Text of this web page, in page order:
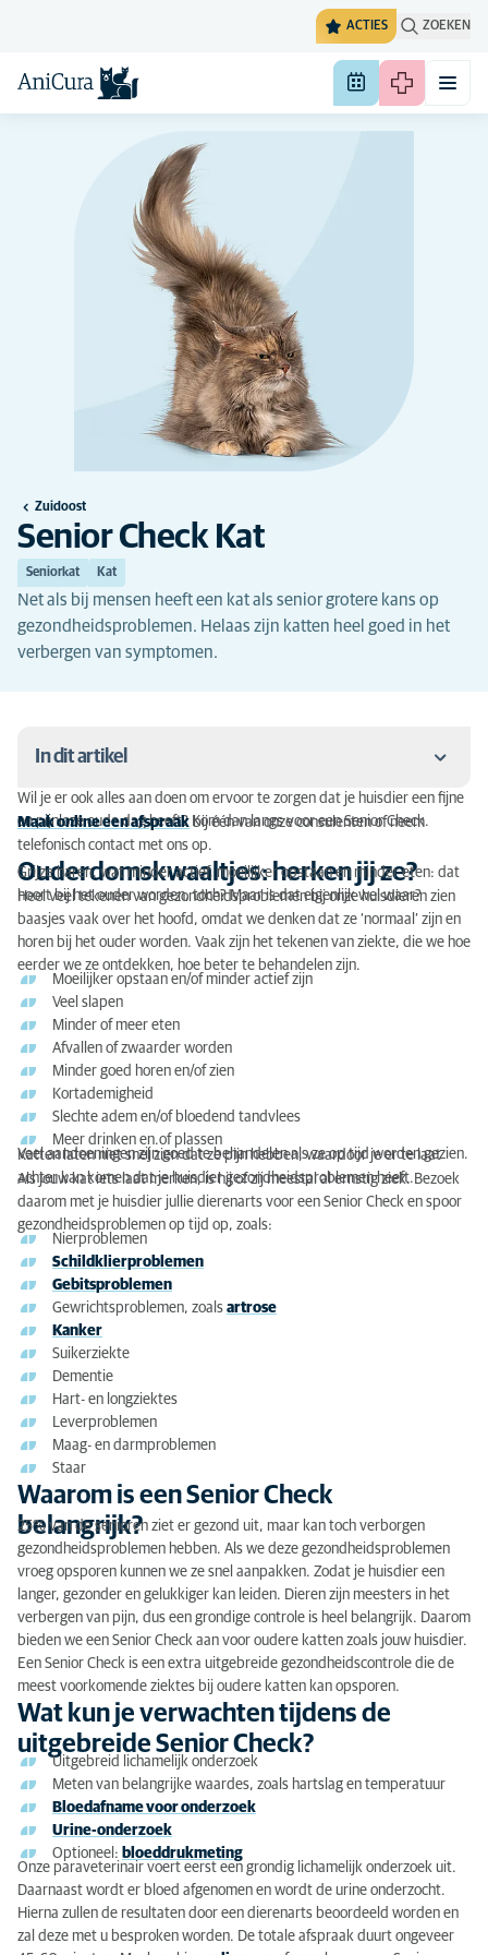
ACTIES ZOEKEN
Zuidoost
Senior Check Kat
Seniorkat Kat
Net als bij mensen heeft een kat als senior grotere kans op
gezondheidsproblemen. Helaas zijn katten heel goed in het
verbergen van symptomen.
In dit artikel
Ouderdomskwaaltjes: herken jij ze?
Waarom is een Senior Check belangrijk?
Wat kun je verwachten tijdens de uitgebreide Senior
Check?
Wil je er ook alles aan doen om ervoor te zorgen dat je huisdier een fijne
en pijnloze oude dag heeft? Kom dan langs voor een Senior Check.
Maak online een afspraak bij één van onze consulenten of neem
telefonisch contact met ons op.
Ouderdomskwaaltjes: herken jij ze?
Grijze haren, wat minder actief, moeilijker opstaan en minder eten: dat
hoort bij het ouder worden, toch? Maar is dat eigenlijk wel waar?
Heel veel tekenen van gezondheidsproblemen bij onze huisdieren zien
baasjes vaak over het hoofd, omdat we denken dat ze ‘normaal’ zijn en
horen bij het ouder worden. Vaak zijn het tekenen van ziekte, die we hoe
eerder we ze ontdekken, hoe beter te behandelen zijn.
Moeilijker opstaan en/of minder actief zijn
Veel slapen
Minder of meer eten
Afvallen of zwaarder worden
Minder goed horen en/of zien
Kortademigheid
Slechte adem en/of bloedend tandvlees
Meer drinken en.of plassen
Veel aandoeningen zijn goed te behandelen als ze op tijd worden gezien.
Katten laten niet snel zien dat ze pijn hebben, waardoor je er te laat
achter kan komen dat je huisdier gezondheidsproblemen heeft.
Als jouw kat iets laat merken, is hij of zij meestal al ernstig ziek. Bezoek
daarom met je huisdier jullie dierenarts voor een Senior Check en spoor
gezondheidsproblemen op tijd op, zoals:
Nierproblemen
Schildklierproblemen
Gebitsproblemen
Gewrichtsproblemen, zoals artrose
Kanker
Suikerziekte
Dementie
Hart- en longziektes
Leverproblemen
Maag- en darmproblemen
Staar
Waarom is een Senior Check
belangrijk?
25% van de senioren ziet er gezond uit, maar kan toch verborgen
gezondheidsproblemen hebben. Als we deze gezondheidsproblemen
vroeg opsporen kunnen we ze snel aanpakken. Zodat je huisdier een
langer, gezonder en gelukkiger kan leiden. Dieren zijn meesters in het
verbergen van pijn, dus een grondige controle is heel belangrijk. Daarom
bieden we een Senior Check aan voor oudere katten zoals jouw huisdier.
Een Senior Check is een extra uitgebreide gezondheidscontrole die de
meest voorkomende ziektes bij oudere katten kan opsporen.
Wat kun je verwachten tijdens de
uitgebreide Senior Check?
Uitgebreid lichamelijk onderzoek
Meten van belangrijke waardes, zoals hartslag en temperatuur
Bloedafname voor onderzoek
Urine-onderzoek
Optioneel: bloeddrukmeting
Onze paraveterinair voert eerst een grondig lichamelijk onderzoek uit.
Daarnaast wordt er bloed afgenomen en wordt de urine onderzocht.
Hierna zullen de resultaten door een dierenarts beoordeeld worden en
zal deze met u besproken worden. De totale afspraak duurt ongeveer